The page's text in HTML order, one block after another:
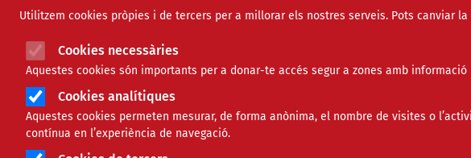
Utilitzem cookies pròpies i de tercers per a millorar els nostres serveis. Pots canviar
Cookies necessàries
Aquestes cookies són importants per a donar-te accés segur a zones amb
Cookies analítiques
Aquestes cookies permeten mesurar, de forma anònima, el nombre de visites o
contínua en l’experiència de navegació.